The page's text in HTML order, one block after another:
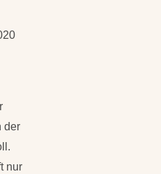
der
nur